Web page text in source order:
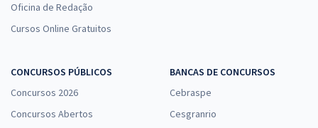
Oficina de Redação
Cursos Online Gratuitos
CONCURSOS PÚBLICOS
Concursos 2026
Concursos Abertos
BANCAS DE CONCURSOS
Cebraspe
Cesgranrio